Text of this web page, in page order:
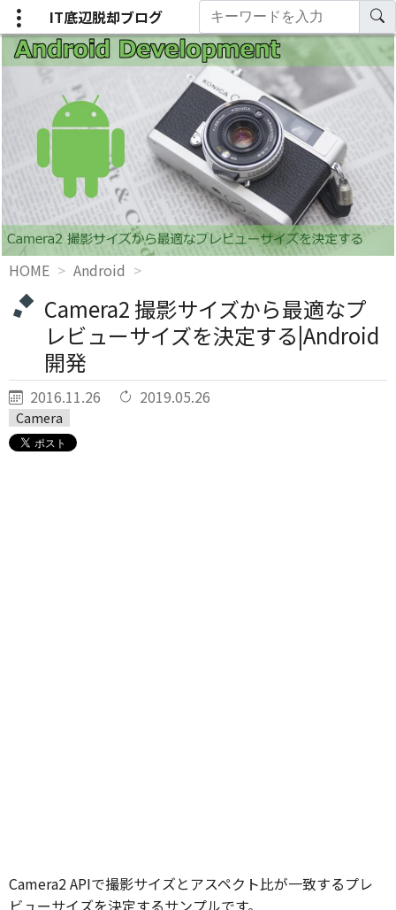
IT底辺脱却ブログ
HOME Android
Camera2 撮影サイズから最適なプ
レビューサイズを決定する|Android
開発
2016.11.26 2019.05.26
Camera
Camera2 APIで撮影サイズとアスペクト比が一致するプレ
ビューサイズを決定するサンプルです。